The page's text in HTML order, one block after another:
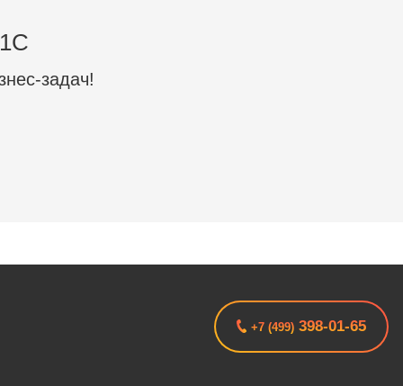
задач!
+7 (499) 398-01-65